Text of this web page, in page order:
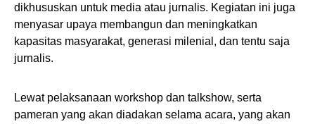
dikhususkan untuk media atau jurnalis. Kegiatan ini juga
menyasar upaya membangun dan meningkatkan
kapasitas masyarakat, generasi milenial, dan tentu saja
jurnalis.
Lewat pelaksanaan workshop dan talkshow, serta
pameran yang akan diadakan selama acara, yang akan